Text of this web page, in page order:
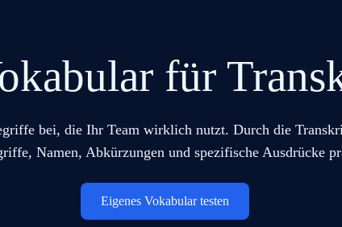
für
bei, die Ihr Team wirklich nutzt. Durch die
Namen, Abkürzungen und spezifische Ausdrücke
Eigenes Vokabular testen